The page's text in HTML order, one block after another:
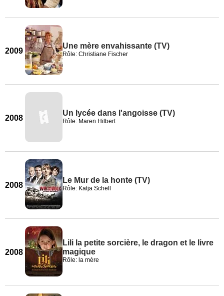
2009
Une mère envahissante (TV)
Rôle: Christiane Fischer
2008
Un lycée dans l'angoisse (TV)
Rôle: Maren Hilbert
2008
Le Mur de la honte (TV)
Rôle: Katja Schell
2008
Lili la petite sorcière, le dragon et le livre
magique
Rôle: la mère